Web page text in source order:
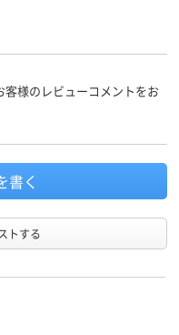
客様のレビューコメントをお
書く
トする